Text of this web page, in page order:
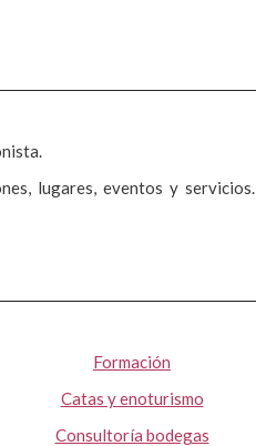
lugares, eventos y servicios.
Formación
Catas y enoturismo
Consultoría bodegas